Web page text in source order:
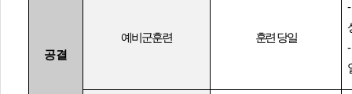
공결
예비군훈련 훈련 당일
-